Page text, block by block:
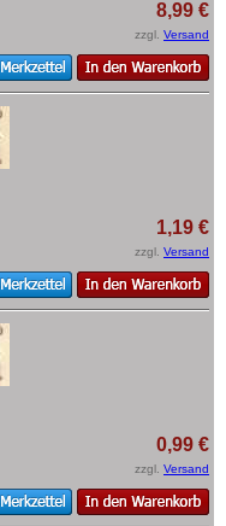
8,99 €
zzgl. Versand
1,19 €
zzgl. Versand
0,99 €
zzgl. Versand